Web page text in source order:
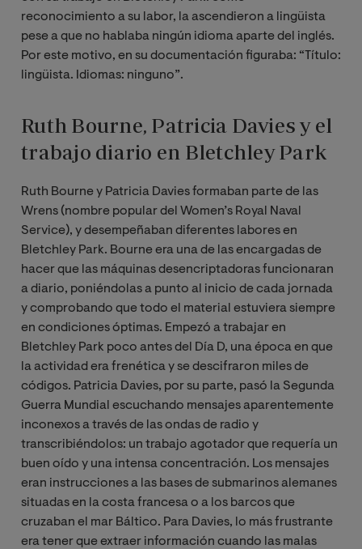
reconocimiento a su labor, la ascendieron a lingüista
pese a que no hablaba ningún idioma aparte del inglés.
Por este motivo, en su documentación figuraba: “Título:
lingüista. Idiomas: ninguno”.
Ruth Bourne, Patricia Davies y el
trabajo diario en Bletchley Park
Ruth Bourne y Patricia Davies formaban parte de las
Wrens (nombre popular del Women’s Royal Naval
Service), y desempeñaban diferentes labores en
Bletchley Park. Bourne era una de las encargadas de
hacer que las máquinas desencriptadoras funcionaran
a diario, poniéndolas a punto al inicio de cada jornada
y comprobando que todo el material estuviera siempre
en condiciones óptimas. Empezó a trabajar en
Bletchley Park poco antes del Día D, una época en que
la actividad era frenética y se descifraron miles de
códigos. Patricia Davies, por su parte, pasó la Segunda
Guerra Mundial escuchando mensajes aparentemente
inconexos a través de las ondas de radio y
transcribiéndolos: un trabajo agotador que requería un
buen oído y una intensa concentración. Los mensajes
eran instrucciones a las bases de submarinos alemanes
situadas en la costa francesa o a los barcos que
cruzaban el mar Báltico. Para Davies, lo más frustrante
era tener que extraer información cuando las malas